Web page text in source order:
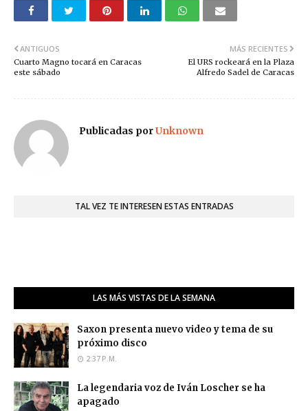
MÁS RECIENTES
El URS rockeará en la Plaza
Alfredo Sadel de Caracas
ANTIGUOS
Cuarto Magno tocará en Caracas
este sábado
Publicadas porUnknown
TAL VEZ TE INTERESEN ESTAS ENTRADAS
LAS MÁS VISTAS DE LA SEMANA
Saxon presenta nuevo video y tema de su
próximo disco
2:37 P.M.
La legendaria voz de Iván Loscher se ha
apagado